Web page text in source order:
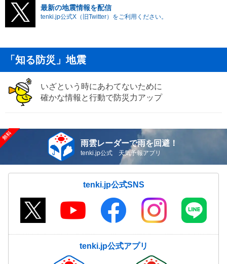
最新の地震情報を配信
tenki.jp公式X（旧Twitter）をご利用ください。
「知る防災」地震
いざという時にあわてないために
確かな情報と行動で防災力アップ
雨雲レーダーで雨を回避！
tenki.jp公式 天気予報アプリ
tenki.jp公式SNS
tenki.jp公式アプリ